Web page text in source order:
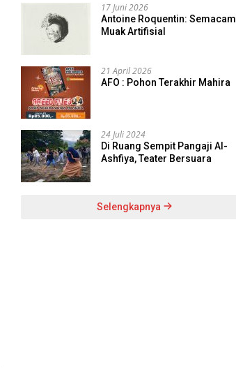
17 Juni 2026
Antoine Roquentin: Semacam
Muak Artifisial
21 April 2026
AFO : Pohon Terakhir Mahira
24 Juli 2024
Di Ruang Sempit Pangaji Al-
Ashfiya, Teater Bersuara
Selengkapnya